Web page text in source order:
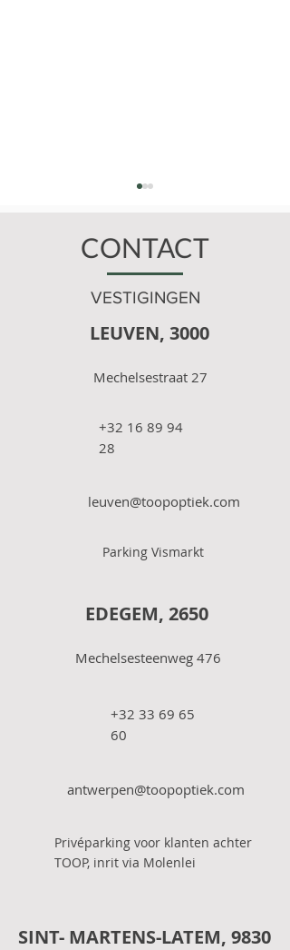
Help mijn kind moet een
CONTACT
VESTIGINGEN
LEUVEN, 3000
Mechelsestraat 27
+32 16 89 94
28
leuven@toopoptiek.com
Parking Vismarkt
EDEGEM, 2650
Mechelsesteenweg 476
+32 33 69 65
60
antwerpen@toopoptiek.com
Privéparking voor klanten achter
TOOP, inrit via Molenlei
SINT- MARTENS-LATEM, 9830